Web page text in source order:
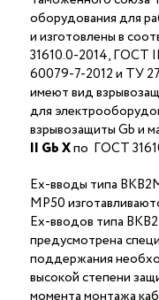
оборудования для
и изготовлены в
31610.0-2014, ГОСТ
60079-7-2012 и ТУ
имеют вид
для
взрывозащиты Gb и
II Gb Xпо ГОСТ
Ex-вводы типа
МР50
Ex-вводов типа
предусмотрена
поддержания
высокой степени